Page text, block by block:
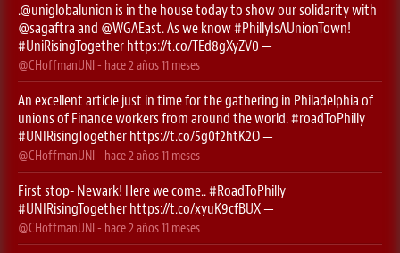
.@uniglobalunion is in the house today to show our solidarity with
@sagaftra ⁩ and ⁦ @WGAEast⁩. As we know#PhillyIsAUnionTown!
#UniRisingTogether https://t.co/TEd8gXyZV0 —
@CHoffmanUNI - hace 2 años 11 meses
An excellent article just in time for the gathering in Philadelphia of
unions of Finance workers from around the world.#roadToPhilly
#UNIRisingTogether https://t.co/5g0f2htK2O—
@CHoffmanUNI - hace 2 años 11 meses
First stop- Newark! Here we come..#RoadToPhilly
#UNIRisingTogether https://t.co/xyuK9cfBUX—
@CHoffmanUNI - hace 2 años 11 meses